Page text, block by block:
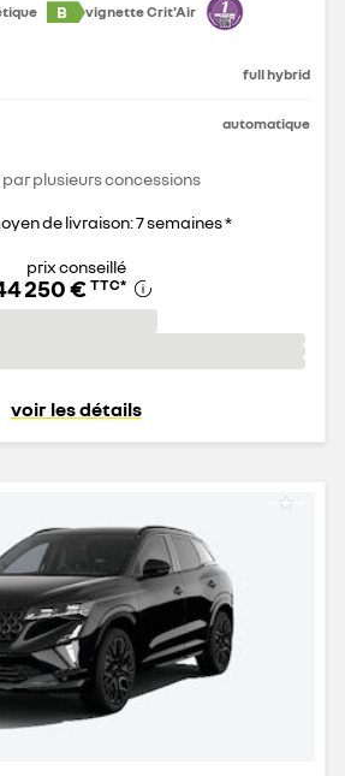
B vignette Crit'Air
full hybrid
automatique
plusieurs concessions
de livraison: 7 semaines *
prix conseillé
250 € TTC*
voir les détails